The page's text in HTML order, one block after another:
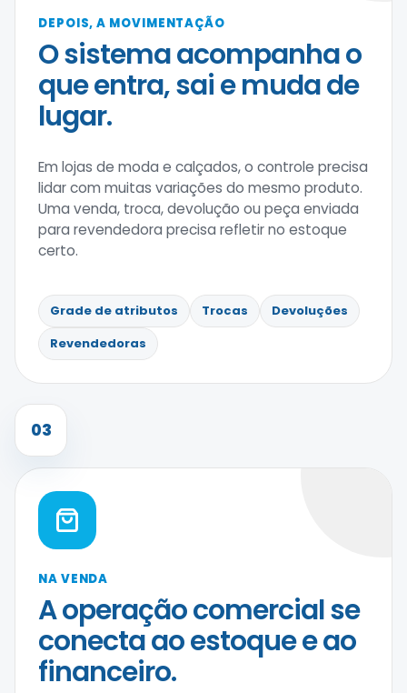
DEPOIS, A MOVIMENTAÇÃO
O sistema acompanha o
que entra, sai e muda de
lugar.
Em lojas de moda e calçados, o controle precisa
lidar com muitas variações do mesmo produto.
Uma venda, troca, devolução ou peça enviada
para revendedora precisa refletir no estoque
certo.
Grade de atributos Trocas
Devoluções
Revendedoras
03
NA VENDA
A operação comercial se
conecta ao estoque e ao
financeiro.